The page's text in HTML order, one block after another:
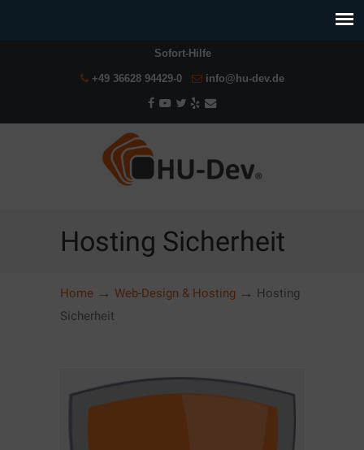
Sofort-Hilfe
+49 36628 94429-0 info@hu-dev.de
Hosting Sicherheit
Home → Web-Design & Hosting → Hosting
Sicherheit